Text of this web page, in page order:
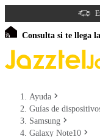
Consulta si te llega
Ayuda
Guías de
Samsung
Galaxy Note10